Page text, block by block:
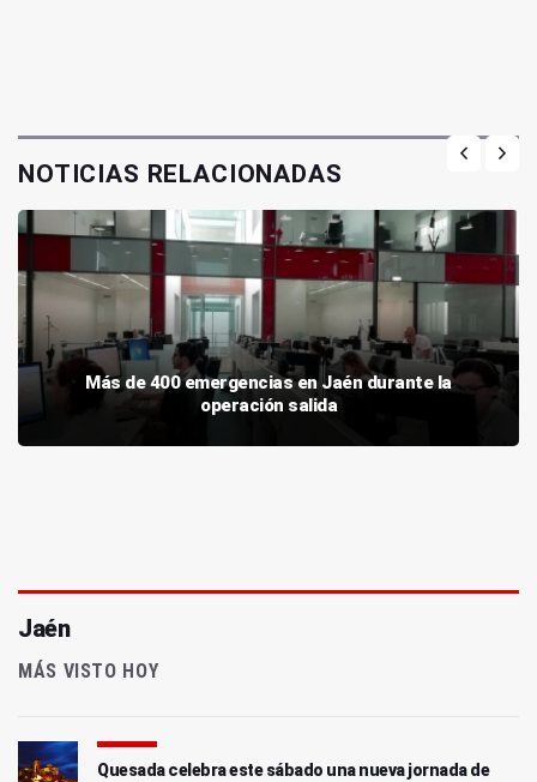
NOTICIAS RELACIONADAS
Más de 400 emergencias en Jaén durante la
operación salida
Jaén
MÁS VISTO HOY
Quesada celebra este sábado una nueva jornada de